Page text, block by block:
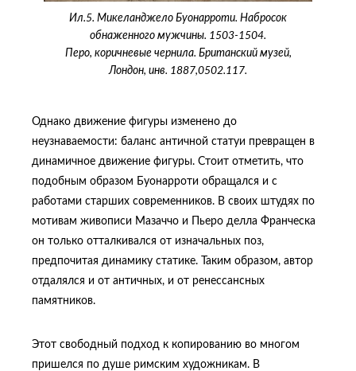
Ил.5. Микеланджело Буонарроти. Набросок
обнаженного мужчины. 1503-1504.
Перо, коричневые чернила. Британский музей,
Лондон, инв. 1887,0502.117.
Однако движение фигуры изменено до
неузнаваемости: баланс античной статуи превращен в
динамичное движение фигуры. Стоит отметить, что
подобным образом Буонарроти обращался и с
работами старших современников. В своих штудях по
мотивам живописи Мазаччо и Пьеро делла Франческа
он только отталкивался от изначальных поз,
предпочитая динамику статике. Таким образом, автор
отдалялся и от античных, и от ренессансных
памятников.
Этот свободный подход к копированию во многом
пришелся по душе римским художникам. В